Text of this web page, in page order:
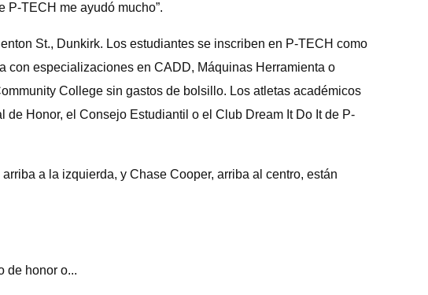
P-TECH me ayudó mucho”.
St., Dunkirk. Los estudiantes se inscriben en P-TECH como
con especializaciones en CADD, Máquinas Herramienta o
College sin gastos de bolsillo. Los atletas académicos
Honor, el Consejo Estudiantil o el Club Dream It Do It de P-
a la izquierda, y Chase Cooper, arriba al centro, están
de honor o...